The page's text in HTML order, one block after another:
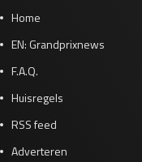
Home
EN: Grandprixnews
F.A.Q.
Huisregels
RSS feed
Adverteren